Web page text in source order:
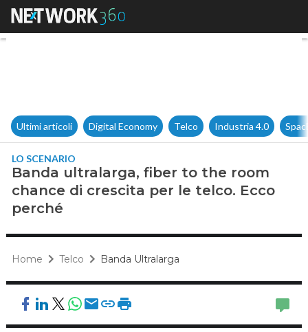
Banda ultralarga, fiber to the
Ultimi articoli Digital Economy Telco Industria 4.0
LO SCENARIO
Banda ultralarga, fiber to the room
chance di crescita per le telco. Ecco
perché
Home Telco Banda Ultralarga